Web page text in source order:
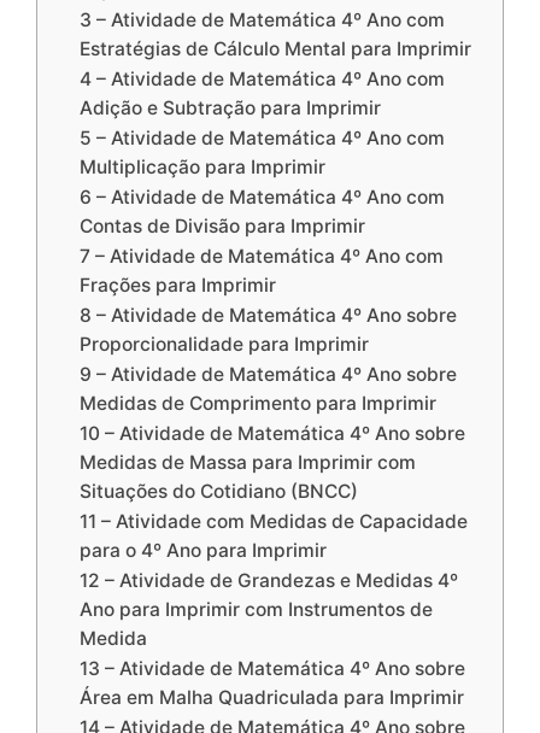
3 – Atividade de Matemática 4º Ano com
Estratégias de Cálculo Mental para Imprimir
4 – Atividade de Matemática 4º Ano com
Adição e Subtração para Imprimir
5 – Atividade de Matemática 4º Ano com
Multiplicação para Imprimir
6 – Atividade de Matemática 4º Ano com
Contas de Divisão para Imprimir
7 – Atividade de Matemática 4º Ano com
Frações para Imprimir
8 – Atividade de Matemática 4º Ano sobre
Proporcionalidade para Imprimir
9 – Atividade de Matemática 4º Ano sobre
Medidas de Comprimento para Imprimir
10 – Atividade de Matemática 4º Ano sobre
Medidas de Massa para Imprimir com
Situações do Cotidiano (BNCC)
11 – Atividade com Medidas de Capacidade
para o 4º Ano para Imprimir
12 – Atividade de Grandezas e Medidas 4º
Ano para Imprimir com Instrumentos de
Medida
13 – Atividade de Matemática 4º Ano sobre
Área em Malha Quadriculada para Imprimir
14 – Atividade de Matemática 4º Ano sobre